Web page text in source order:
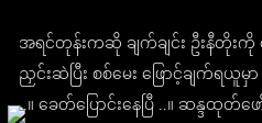
အရင်တုန်းကဆို ချက်ချင်း ဦးနီတိုးကို
ညှင်းဆဲပြီး စစ်မေး ဖြောင့်ချက်ရ
..။ ခေတ်ပြောင်းနေပြီ ..။ ဆန္ဒထုတ်